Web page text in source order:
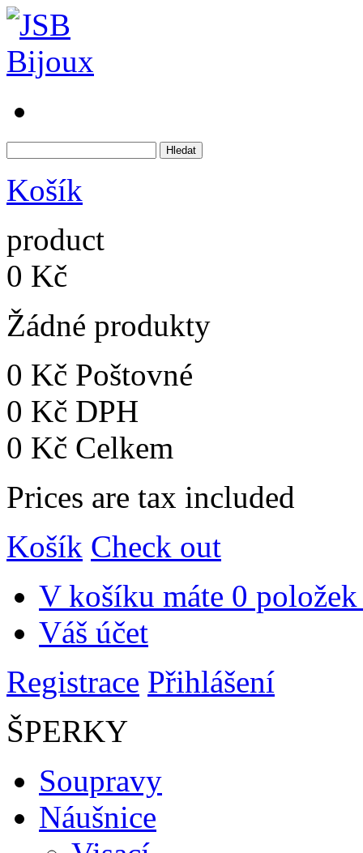
Košík
product
0 Kč
Žádné produkty
0 Kč Poštovné
0 Kč DPH
0 Kč Celkem
Prices are tax included
Košík Check out
V košíku máte 0 položek
Váš účet
Registrace Přihlášení
ŠPERKY
Soupravy
Náušnice